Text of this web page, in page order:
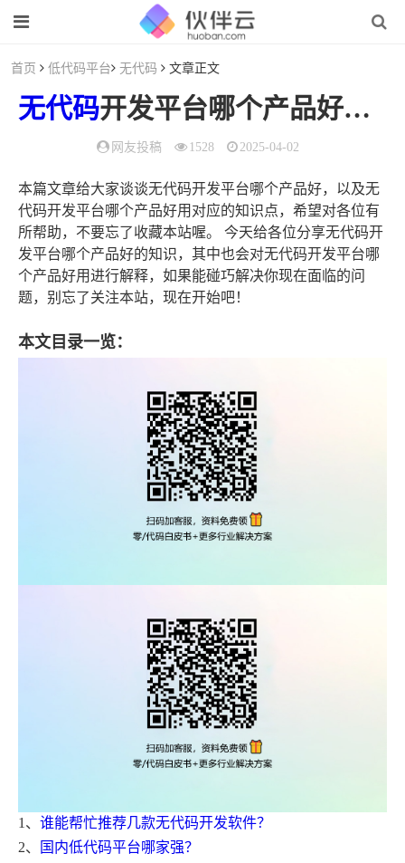
首页 低代码平台 无代码 文章正文
无代码开发平台哪个产品好（
网友投稿 1528 2025-04-02
本篇文章给大家谈谈无代码开发平台哪个产品好，以及无
代码开发平台哪个产品好用对应的知识点，希望对各位有
所帮助，不要忘了收藏本站喔。 今天给各位分享无代码开
发平台哪个产品好的知识，其中也会对无代码开发平台哪
个产品好用进行解释，如果能碰巧解决你现在面临的问
题，别忘了关注本站，现在开始吧！
本文目录一览：
1、 谁能帮忙推荐几款无代码开发软件？
2、
国内低代码平台哪家强？